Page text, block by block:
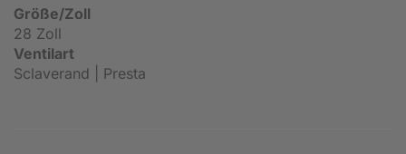
Größe/Zoll
28 Zoll
Ventilart
Sclaverand | Presta